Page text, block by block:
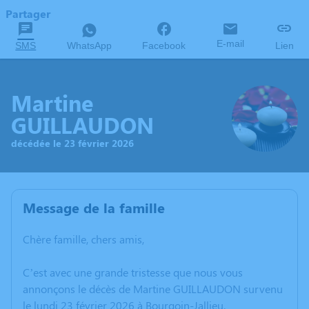
Partager
SMS WhatsApp Facebook E-mail Lien
Martine
GUILLAUDON
décédée le 23 février 2026
Message de la famille
Chère famille, chers amis,
C’est avec une grande tristesse que nous vous
annonçons le décès de Martine GUILLAUDON survenu
le lundi 23 février 2026 à Bourgoin-Jallieu.